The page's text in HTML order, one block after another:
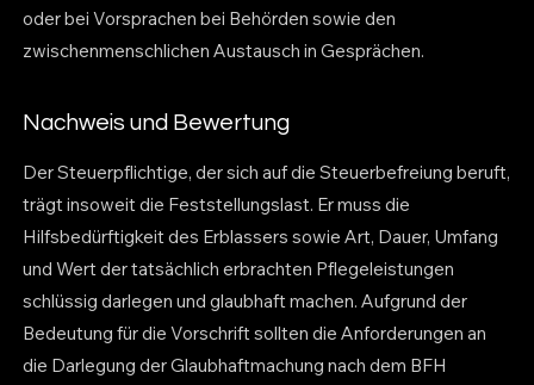
oder bei Vorsprachen bei Behörden sowie den
zwischenmenschlichen Austausch in Gesprächen.
Nachweis und Bewertung
Der Steuerpflichtige, der sich auf die Steuerbefreiung beruft,
trägt insoweit die Feststellungslast. Er muss die
Hilfsbedürftigkeit des Erblassers sowie Art, Dauer, Umfang
und Wert der tatsächlich erbrachten Pflegeleistungen
schlüssig darlegen und glaubhaft machen. Aufgrund der
Bedeutung für die Vorschrift sollten die Anforderungen an
die Darlegung der Glaubhaftmachung nach dem BFH